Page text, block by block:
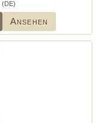
(DE)
Ansehen